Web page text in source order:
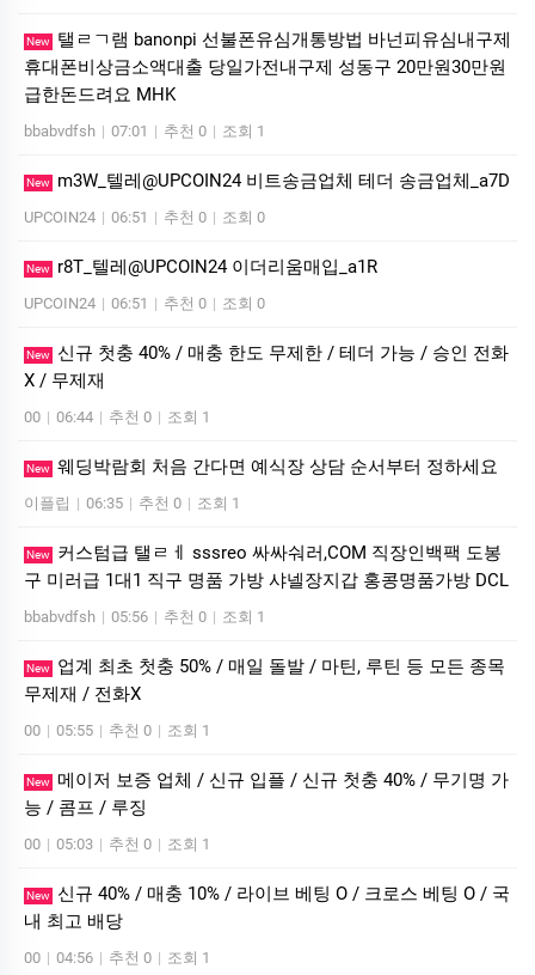
New
탤ㄹㄱ램 banonpi 선불폰유심개통방법 바넌피유심내구제
휴대폰비상금소액대출 당일가전내구제 성동구 20만원30만원
급한돈드려요 MHK
bbabvdfsh | 07:01 | 추천 0 | 조회 1
New m3W_텔레@UPCOIN24 비트송금업체 테더 송금업체_a7D
UPCOIN24 | 06:51 | 추천 0 | 조회 0
New r8T_텔레@UPCOIN24 이더리움매입_a1R
UPCOIN24 | 06:51 | 추천 0 | 조회 0
New
신규 첫충 40% / 매충 한도 무제한 / 테더 가능 / 승인 전화
X / 무제재
00 | 06:44 | 추천 0 | 조회 1
New 웨딩박람회 처음 간다면 예식장 상담 순서부터 정하세요
이플립 | 06:35 | 추천 0 | 조회 1
New
커스텀급 탤ㄹㅔ sssreo 싸싸숴러,COM 직장인백팩 도봉
구 미러급 1대1 직구 명품 가방 샤넬장지갑 홍콩명품가방 DCL
bbabvdfsh | 05:56 | 추천 0 | 조회 1
New
업계 최초 첫충 50% / 매일 돌발 / 마틴, 루틴 등 모든 종목
무제재 / 전화X
00 | 05:55 | 추천 0 | 조회 1
New 메이저 보증 업체 / 신규 입플 / 신규 첫충 40% / 무기명 가
능 / 콤프 / 루징
00 | 05:03 | 추천 0 | 조회 1
New
신규 40% / 매충 10% / 라이브 베팅 O / 크로스 베팅 O / 국
내 최고 배당
00 | 04:56 | 추천 0 | 조회 1